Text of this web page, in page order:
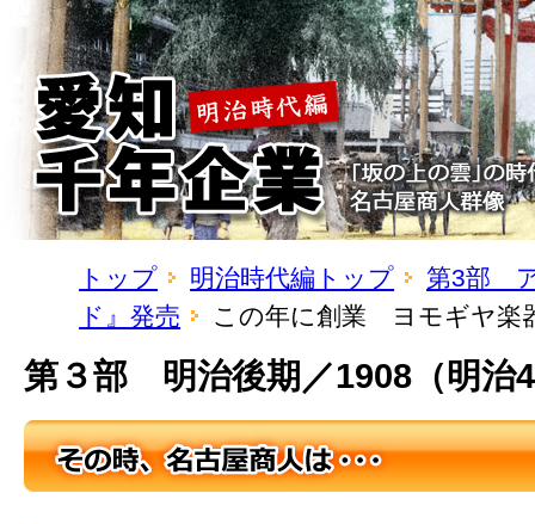
トップ 明治時代編トップ
第3部
ド』発売
この年に創業 ヨモギヤ楽
第３部 明治後期／1908（明治